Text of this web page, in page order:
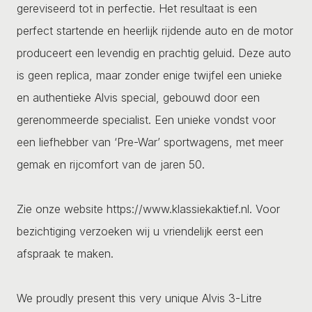
gereviseerd tot in perfectie. Het resultaat is een
perfect startende en heerlijk rijdende auto en de motor
produceert een levendig en prachtig geluid. Deze auto
is geen replica, maar zonder enige twijfel een unieke
en authentieke Alvis special, gebouwd door een
gerenommeerde specialist. Een unieke vondst voor
een liefhebber van ‘Pre-War’ sportwagens, met meer
gemak en rijcomfort van de jaren 50.
Zie onze website https://www.klassiekaktief.nl. Voor
bezichtiging verzoeken wij u vriendelijk eerst een
afspraak te maken.
We proudly present this very unique Alvis 3-Litre